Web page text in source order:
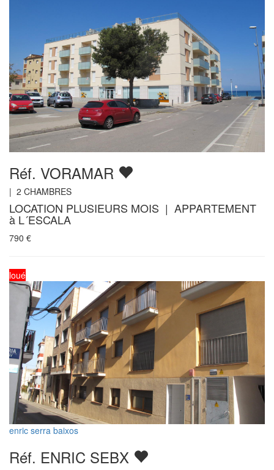
Réf. VORAMAR
| 2 CHAMBRES
LOCATION PLUSIEURS MOIS | APPARTEMENT
à L´ESCALA
790 €
loué
enric serra baixos
Réf. ENRIC SEBX